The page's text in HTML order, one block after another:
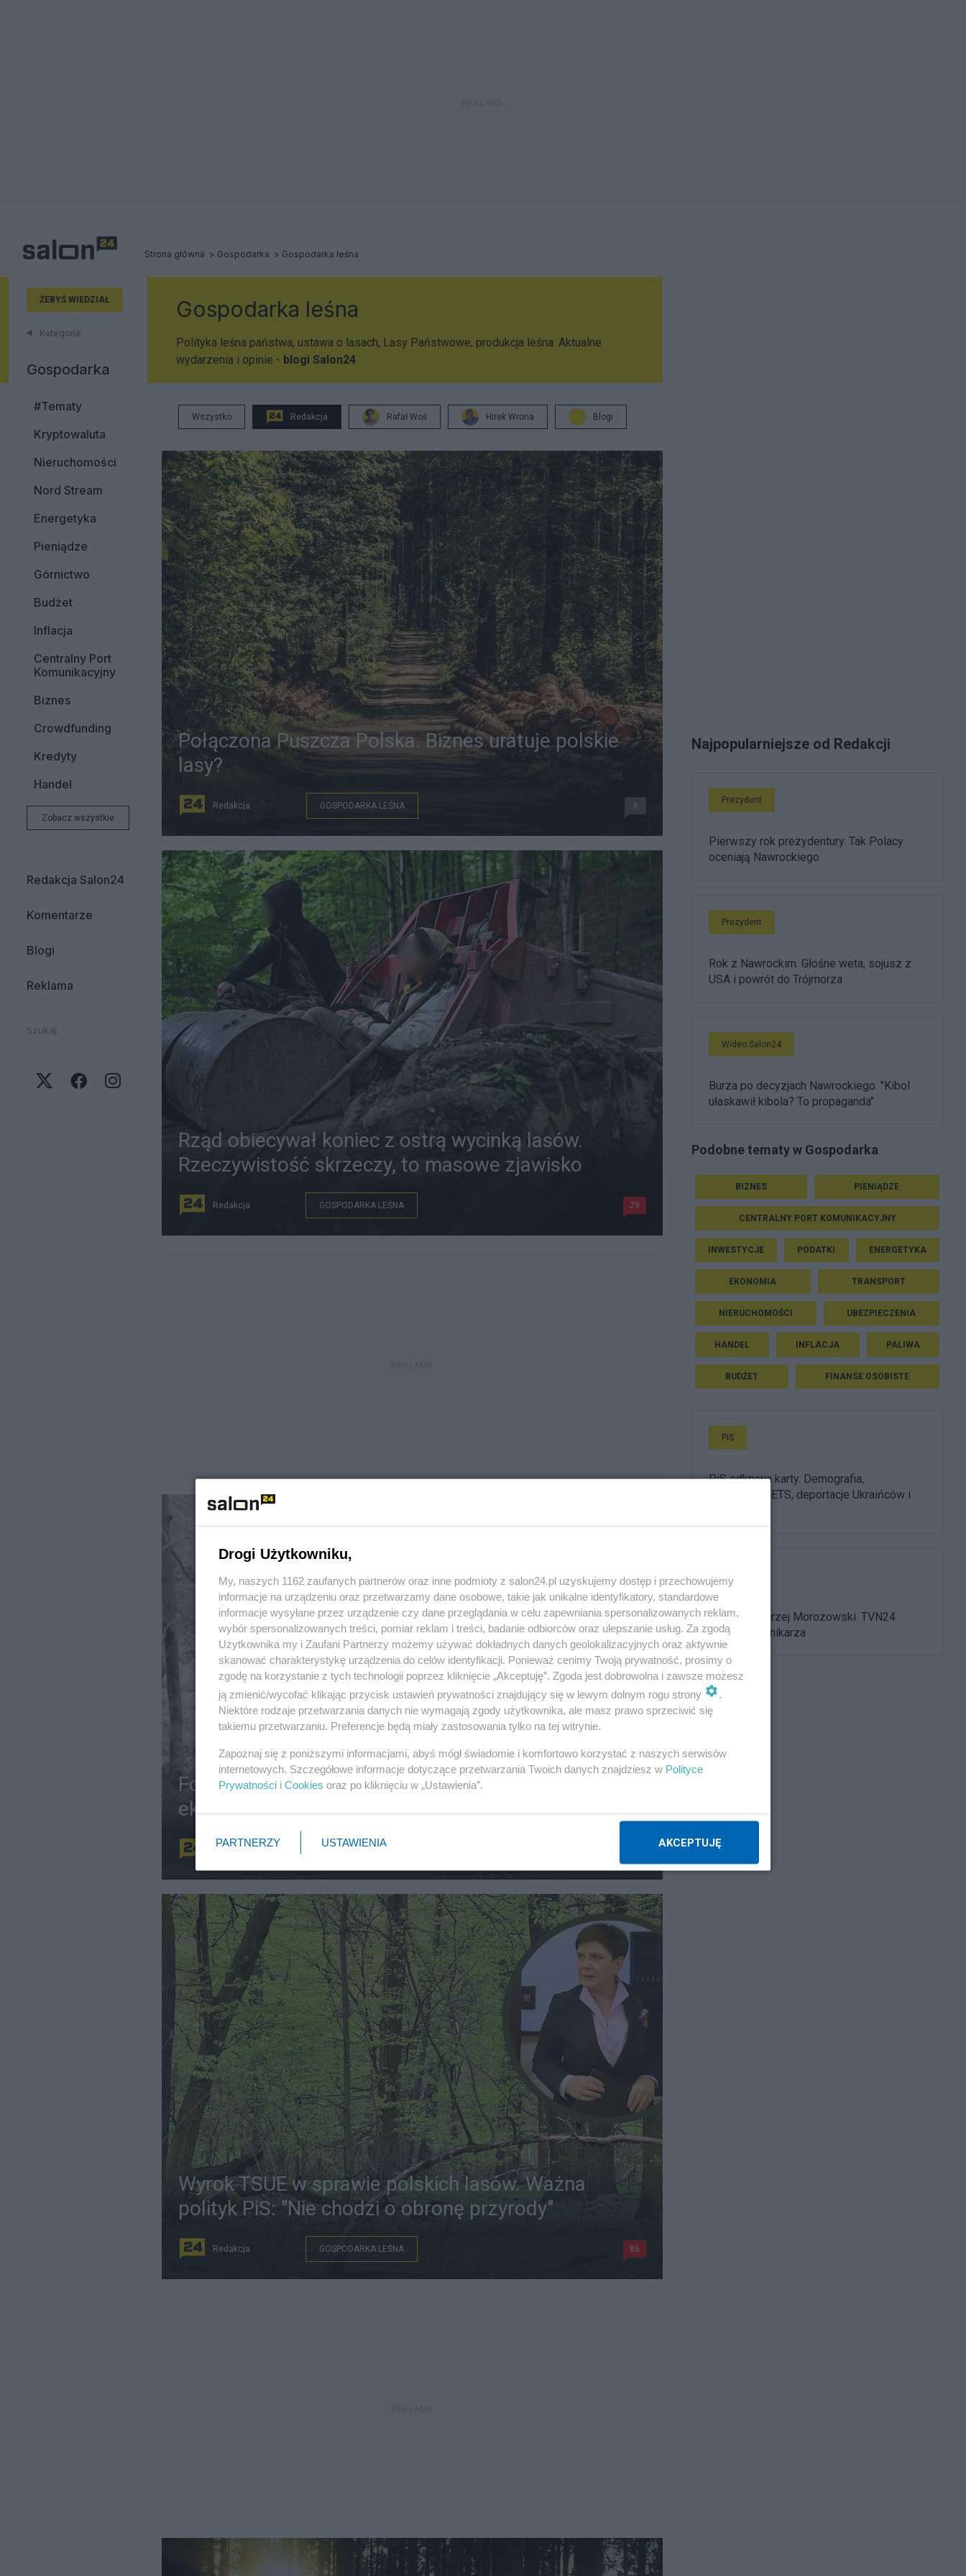
Strona główna Gospodarka Gospodarka leśna
ŻEBYŚ WIEDZIAŁ
Kategorie
Gospodarka
#Tematy
Kryptowaluta
Nieruchomości
Nord Stream
Energetyka
Pieniądze
Górnictwo
Budżet
Inflacja
Centralny Port
Komunikacyjny
Biznes
Crowdfunding
Kredyty
Handel
Zobacz wszystkie
Redakcja Salon24
Komentarze
Blogi
Reklama
Szukaj:
Gospodarka leśna
Polityka leśna państwa, ustawa o lasach, Lasy Państwowe, produkcja leśna. Aktualne
wydarzenia i opinie - blogi Salon24.
Wszystko Redakcja Rafał Woś Hirek Wrona Blogi
Połączona Puszcza Polska. Biznes uratuje polskie
lasy?
Redakcja GOSPODARKA LEŚNA 6
Rząd obiecywał koniec z ostrą wycinką lasów.
Rzeczywistość skrzeczy, to masowe zjawisko
Redakcja GOSPODARKA LEŚNA 29
Fotopułapka uchwyciła atak niedźwiedzia na
ekoaktywistę. "Będzie Nagroda Darwina?"
Redakcja GOSPODARKA LEŚNA
Wyrok TSUE w sprawie polskich lasów. Ważna
polityk PiS: "Nie chodzi o obronę przyrody"
Redakcja GOSPODARKA LEŚNA 86
Najpopularniejsze od Redakcji
Prezydent
Pierwszy rok prezydentury. Tak Polacy
oceniają Nawrockiego
Prezydent
Rok z Nawrockim. Głośne weta, sojusz z
USA i powrót do Trójmorza
Wideo Salon24
Burza po decyzjach Nawrockiego. "Kibol
ułaskawił kibola? To propaganda"
Podobne tematy w Gospodarka
BIZNES PIENIĄDZE
CENTRALNY PORT KOMUNIKACYJNY
INWESTYCJE PODATKI ENERGETYKA
EKONOMIA TRANSPORT
NIERUCHOMOŚCI UBEZPIECZENIA
HANDEL INFLACJA PALIWA
BUDŻET FINANSE OSOBISTE
PiS
PiS odkrywa karty. Demografia,
mieszkania, ETS, deportacje Ukraińców i
Nie żyje Andrzej Morozowski. TVN24
żegna dziennikarza
Drogi Użytkowniku,
My, naszych 1162 zaufanych partnerów oraz inne podmioty z salon24.pl uzyskujemy dostęp i przechowujemy
informacje na urządzeniu oraz przetwarzamy dane osobowe, takie jak unikalne identyfikatory, standardowe
informacje wysyłane przez urządzenie czy dane przeglądania w celu zapewniania spersonalizowanych reklam,
wybór spersonalizowanych treści, pomiar reklam i treści, badanie odbiorców oraz ulepszanie usług. Za zgodą
Użytkownika my i Zaufani Partnerzy możemy używać dokładnych danych geolokalizacyjnych oraz aktywnie
skanować charakterystykę urządzenia do celów identyfikacji. Ponieważ cenimy Twoją prywatność, prosimy o
zgodę na korzystanie z tych technologii poprzez kliknięcie „Akceptuję”. Zgoda jest dobrowolna i zawsze możesz
ją zmienić/wycofać klikając przycisk ustawień prywatności znajdujący się w lewym dolnym rogu strony
.
Niektóre rodzaje przetwarzania danych nie wymagają zgody użytkownika, ale masz prawo sprzeciwić się
takiemu przetwarzaniu. Preferencje będą miały zastosowania tylko na tej witrynie.
Zapoznaj się z poniższymi informacjami, abyś mógł świadomie i komfortowo korzystać z naszych serwisów
internetowych. Szczegółowe informacje dotyczące przetwarzania Twoich danych znajdziesz w Polityce
Prywatności i Cookies oraz po kliknięciu w „Ustawienia”.
PARTNERZY USTAWIENIA AKCEPTUJĘ